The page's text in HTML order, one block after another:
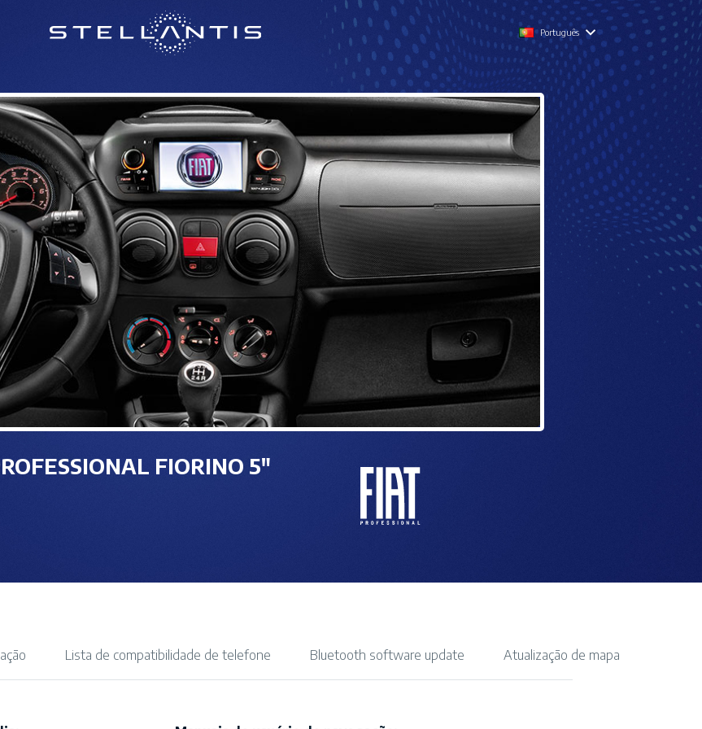
Português
FIORINO 5″
Lista de compatibilidade de telefone Bluetooth software update Atualização de mapa